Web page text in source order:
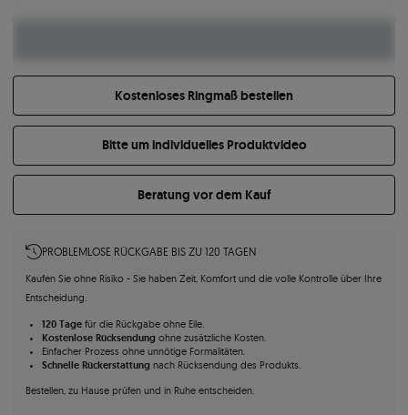
Kostenloses Ringmaß bestellen
Bitte um individuelles Produktvideo
Beratung vor dem Kauf
PROBLEMLOSE RÜCKGABE BIS ZU 120 TAGEN
Kaufen Sie ohne Risiko - Sie haben Zeit, Komfort und die volle Kontrolle über Ihre
Entscheidung.
120 Tagefür die Rückgabe ohne Eile.
Kostenlose Rücksendungohne zusätzliche Kosten.
Einfacher Prozess ohne unnötige Formalitäten.
Schnelle Rückerstattungnach Rücksendung des Produkts.
Bestellen, zu Hause prüfen und in Ruhe entscheiden.